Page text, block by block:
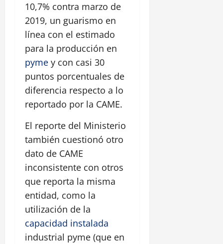
10,7% contra marzo de
2019, un guarismo en
línea con el estimado
para la producción en
pyme y con casi 30
puntos porcentuales de
diferencia respecto a lo
reportado por la CAME.
El reporte del Ministerio
también cuestionó otro
dato de CAME
inconsistente con otros
que reporta la misma
entidad, como la
utilización de la
capacidad instalada
industrial pyme (que en